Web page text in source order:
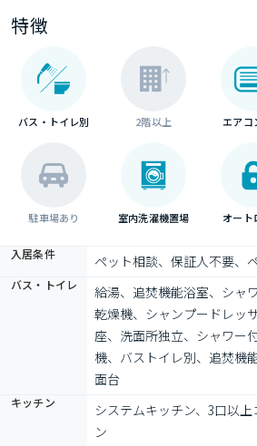
特徴
バス・トイレ別 2階以上 エアコ
駐車場あり 室内洗濯機置場 オート
入居条件 ペット相談、保証人不要、
バス・トイレ
給湯、追焚機能浴室、シャ
乾燥機、シャンプードレッ
座、洗面所独立、シャワー
機、バストイレ別、追焚機
面台
キッチン
システムキッチン、3口以
ン